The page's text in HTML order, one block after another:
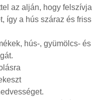
az alján, hogy felszívja
így a hús száraz és friss
hús-, gyümölcs- és